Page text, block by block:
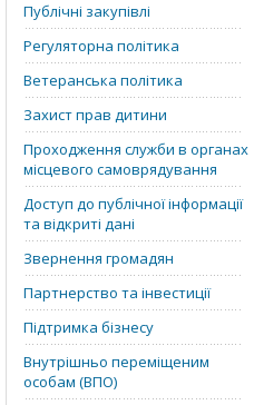
Публічні закупівлі
Регуляторна політика
Ветеранська політика
Захист прав дитини
Проходження служби в органах
місцевого самоврядування
Доступ до публічної інформації
та відкриті дані
Звернення громадян
Партнерство та інвестиції
Підтримка бізнесу
Внутрішньо переміщеним
особам (ВПО)